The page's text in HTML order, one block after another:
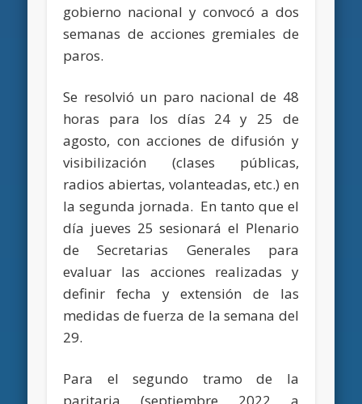
gobierno nacional y convocó a dos
semanas de acciones gremiales de
paros.
Se resolvió un paro nacional de 48
horas para los días 24 y 25 de
agosto, con acciones de difusión y
visibilización (clases públicas,
radios abiertas, volanteadas, etc.) en
la segunda jornada. En tanto que el
día jueves 25 sesionará el Plenario
de Secretarias Generales para
evaluar las acciones realizadas y
definir fecha y extensión de las
medidas de fuerza de la semana del
29.
Para el segundo tramo de la